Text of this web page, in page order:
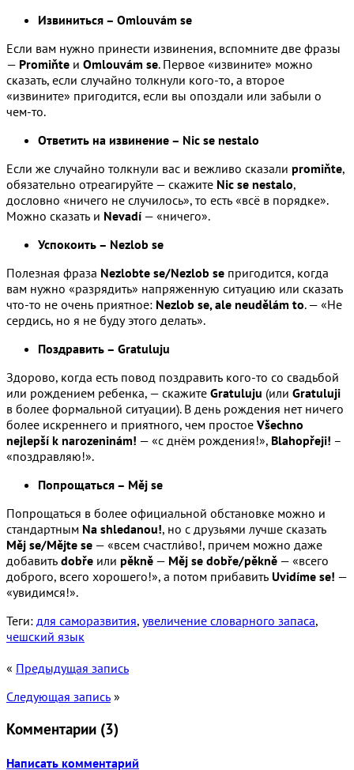
Извиниться – Omlouvám se
Если вам нужно принести извинения, вспомните две фразы
— Promiňte и Omlouvám se. Первое «извините» можно
сказать, если случайно толкнули кого-то, а второе
«извините» пригодится, если вы опоздали или забыли о
чем-то.
Ответить на извинение – Nic se nestalo
Если же случайно толкнули вас и вежливо сказали promiňte,
обязательно отреагируйте — скажите Nic se nestalo,
дословно «ничего не случилось», то есть «всё в порядке».
Можно сказать и Nevadí — «ничего».
Успокоить – Nezlob se
Полезная фраза Nezlobte se/Nezlob se пригодится, когда
вам нужно «разрядить» напряженную ситуацию или сказать
что-то не очень приятное: Nezlob se, ale neudělám to. — «Не
сердись, но я не буду этого делать».
Поздравить – Gratuluju
Здорово, когда есть повод поздравить кого-то со свадьбой
или рождением ребенка, — скажите Gratuluju (или Gratuluji
в более формальной ситуации). В день рождения нет ничего
более искреннего и приятного, чем простое Všechno
nejlepší k narozeninám! — «с днём рождения!», Blahopřeji! –
«поздравляю!».
Попрощаться – Měj se
Попрощаться в более официальной обстановке можно и
стандартным Na shledanou!, но с друзьями лучше сказать
Měj se/Mějte se — «всем счастли́во!, причем можно даже
добавить dobře или pěkně — Měj se dobře/pěkně — «всего
доброго, всего хорошего!», а потом прибавить Uvidíme se! —
«увидимся!».
Теги: для саморазвития, увеличение словарного запаса,
чешский язык
« Предыдущая запись
Следующая запись »
Комментарии (3)
Написать комментарий